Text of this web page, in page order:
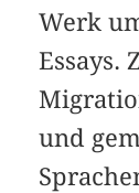
Werk
Essays.
und